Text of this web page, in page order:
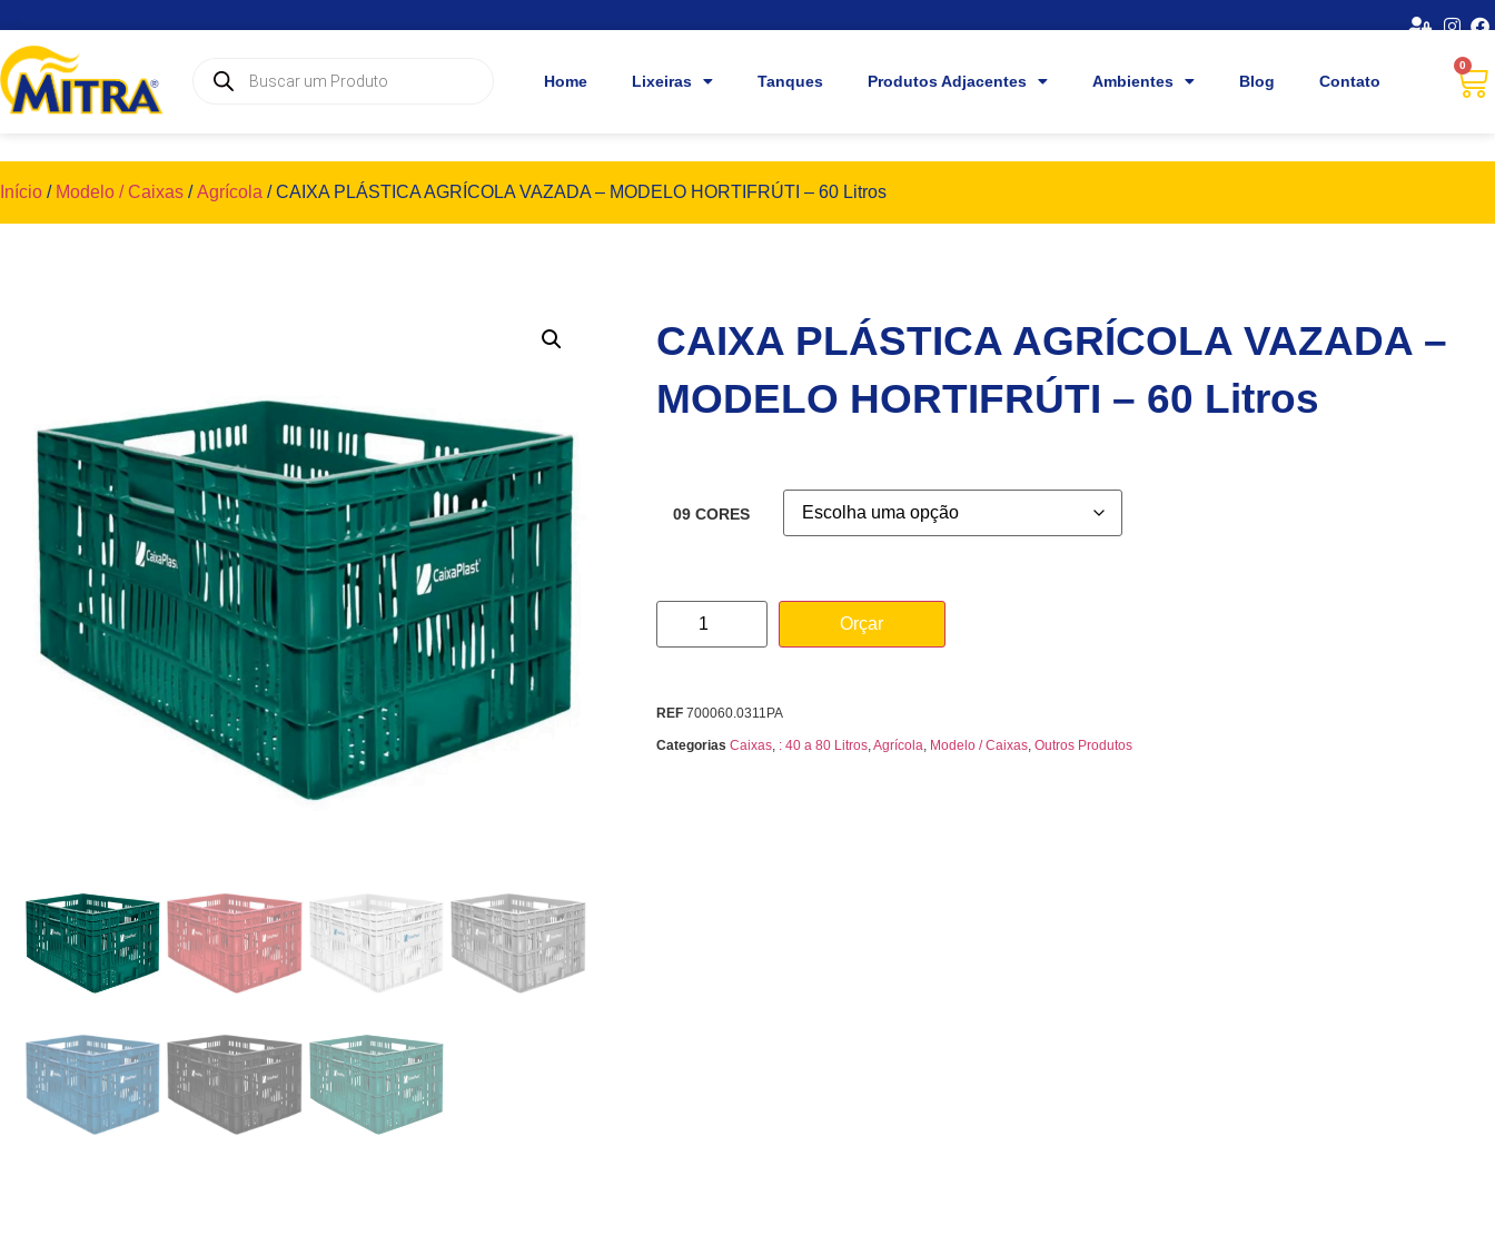
Home Lixeiras Tanques Produtos Adjacentes Ambientes Blog Contato
0
Início / Modelo / Caixas /Agrícola / CAIXA PLÁSTICA AGRÍCOLA VAZADA – MODELO HORTIFRÚTI – 60 Litros
CAIXA PLÁSTICA AGRÍCOLA VAZADA –
MODELO HORTIFRÚTI – 60 Litros
09 CORES
Orçar
REF 700060.0311PA
Categorias Caixas, : 40 a 80 Litros,Agrícola, Modelo / Caixas, Outros Produtos